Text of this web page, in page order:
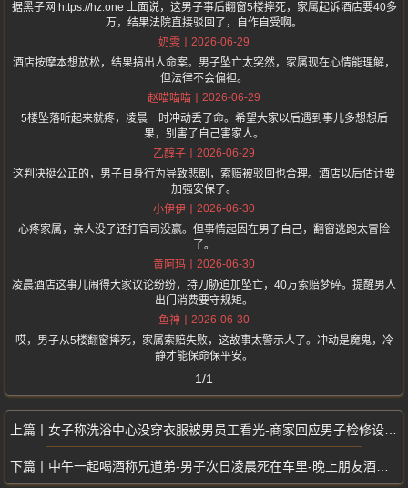
据黑子网 https://hz.one 上面说，这男子事后翻窗5楼摔死，家属起诉酒店要40多
万，结果法院直接驳回了，自作自受啊。
奶雯
2026-06-29
酒店按摩本想放松，结果搞出人命案。男子坠亡太突然，家属现在心情能理解，
但法律不会偏袒。
赵喵喵喵
2026-06-29
5楼坠落听起来就疼，凌晨一时冲动丢了命。希望大家以后遇到事儿多想想后
果，别害了自己害家人。
乙醇子
2026-06-29
这判决挺公正的，男子自身行为导致悲剧，索赔被驳回也合理。酒店以后估计要
加强安保了。
小伊伊
2026-06-30
心疼家属，亲人没了还打官司没赢。但事情起因在男子自己，翻窗逃跑太冒险
了。
黄阿玛
2026-06-30
凌晨酒店这事儿闹得大家议论纷纷，持刀胁迫加坠亡，40万索赔梦碎。提醒男人
出门消费要守规矩。
鱼神
2026-06-30
哎，男子从5楼翻窗摔死，家属索赔失败，这故事太警示人了。冲动是魔鬼，冷
静才能保命保平安。
1/1
女子称洗浴中心没穿衣服被男员工看光-商家回应男子检修设备进门前未确认
中午一起喝酒称兄道弟-男子次日凌晨死在车里-晚上朋友酒瓶砸头